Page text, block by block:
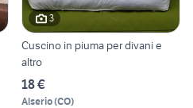
3
Cuscino in piuma per divani e
altro
18 €
Alserio(CO)